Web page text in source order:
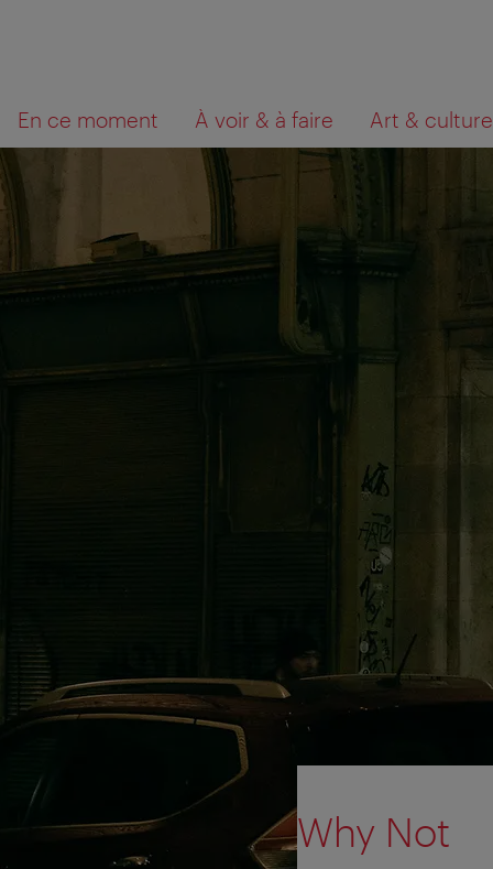
En ce moment À voir & à faire Art & culture
Que
cherchez-
vous?
Why Not